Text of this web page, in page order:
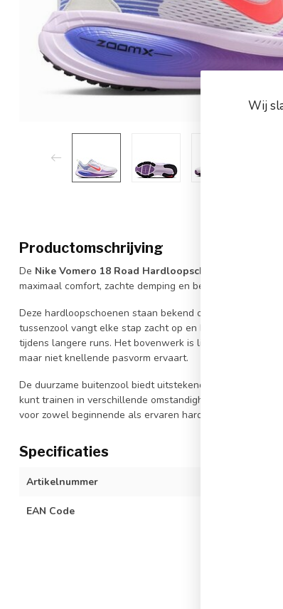
Productomschrijving
De Nike Vomero 18 Road Hardloopschoenen voor
maximaal comfort, zachte demping en betrouwbare
Deze hardloopschoenen staan bekend om hun luxueuze
tussenzool vangt elke stap zacht op en helpt impact te
tijdens langere runs. Het bovenwerk is licht, ademend en
maar niet knellende pasvorm ervaart.
De duurzame buitenzool biedt uitstekende grip op asfalt
kunt trainen in verschillende omstandigheden. Dankzij
voor zowel beginnende als ervaren hardlopers die comfort
Specificaties
Artikelnummer
EAN Code
Wij